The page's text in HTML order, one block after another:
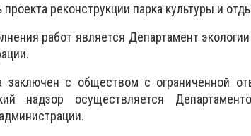
реконструкции парка культуры и
работ является Департамент
заключен с обществом с ограниченной
надзор осуществляется